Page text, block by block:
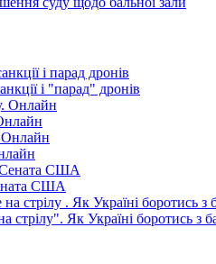
і "парад" дронів
США
Як Україні боротись з